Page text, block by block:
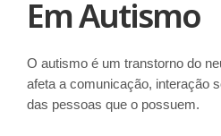
Em Autismo
O autismo é um transtorno do
afeta a comunicação, interação
das pessoas que o possuem.